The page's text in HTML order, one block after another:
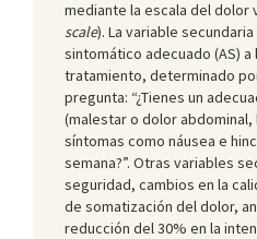
mediante la escala del dolor
scale). La variable
sintomático adecuado (AS) a
tratamiento, determinado
pregunta: “¿Tienes un
(malestar o dolor
síntomas como náusea e
semana?”. Otras variables
seguridad, cambios en la
de somatización del dolor,
reducción del 30% en la